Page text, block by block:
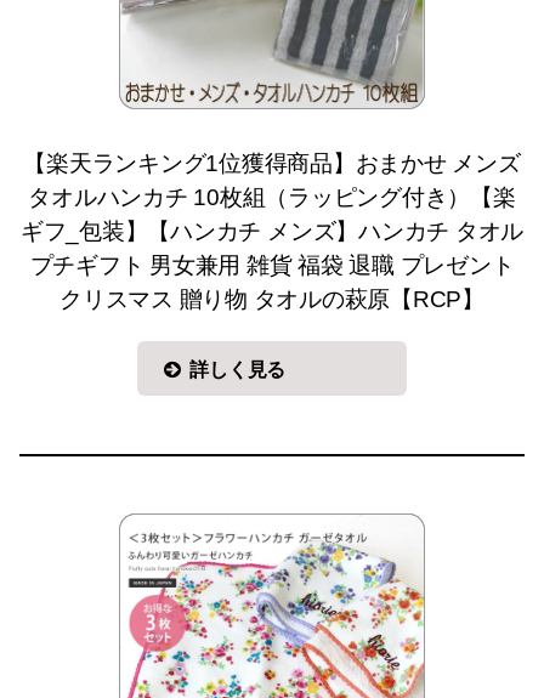
【楽天ランキング1位獲得商品】おまかせ メンズ
タオルハンカチ 10枚組（ラッピング付き）【楽
ギフ_包装】【ハンカチ メンズ】ハンカチ タオル
プチギフト 男女兼用 雑貨 福袋 退職 プレゼント
クリスマス 贈り物 タオルの萩原【RCP】
詳しく見る